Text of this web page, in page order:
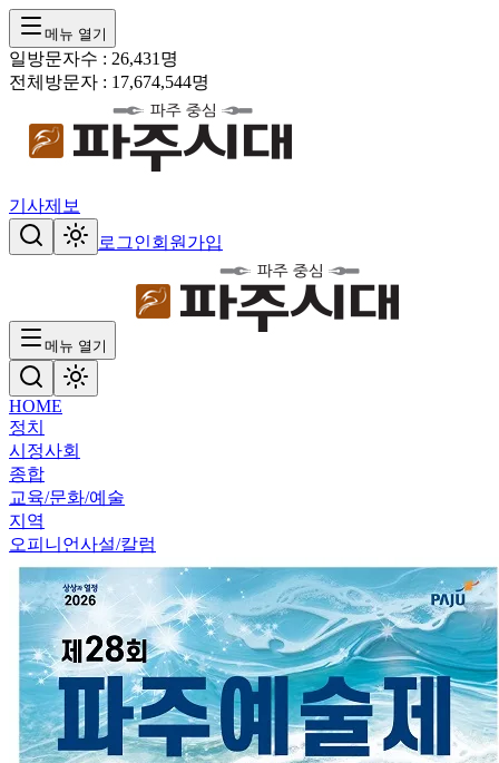
메뉴 열기
일방문자수 : 26,431 명
전체방문자 : 17,674,544명
기사제보
로그인회원가입
메뉴 열기
HOME
정치
시정사회
종합
교육/문화/예술
지역
오피니언사설/칼럼